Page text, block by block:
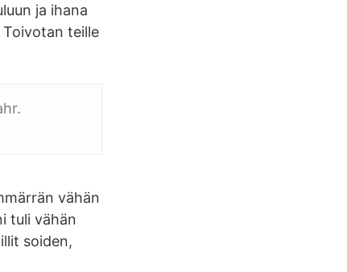
ja ihana
Toivotan teille
vähän
tuli vähän
soiden,